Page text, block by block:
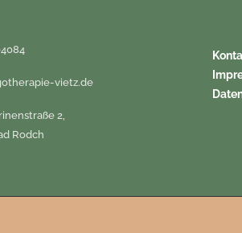
vietz.de
2,
Rodch